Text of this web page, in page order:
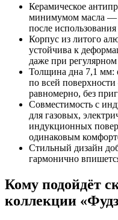
Керамическое
минимумом масла —
после
Корпус из литого
устойчива к
даже при
Толщина дна 7,1 мм:
по всей
равномерно, без
Совместимость с
для газовых,
индукционных
одинаковым
Стильный дизайн
гармонично
Кому подойдёт
коллекции